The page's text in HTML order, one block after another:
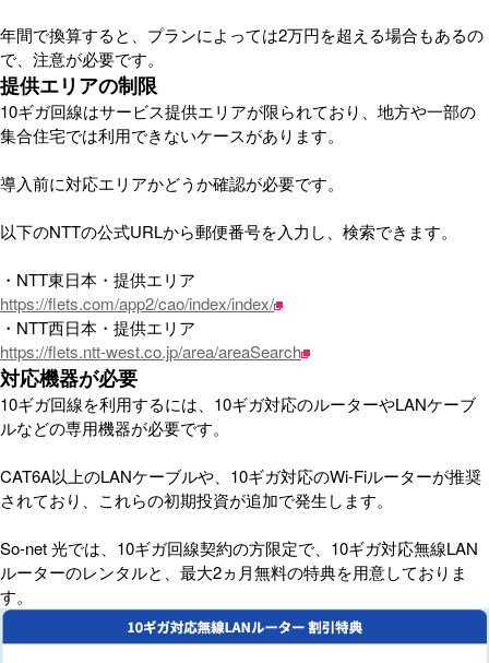
年間で換算すると、プランによっては2万円を超える場合もあるの
で、注意が必要です。
提供エリアの制限
10ギガ回線はサービス提供エリアが限られており、地方や一部の
集合住宅では利用できないケースがあります。
導入前に対応エリアかどうか確認が必要です。
以下のNTTの公式URLから郵便番号を入力し、検索できます。
・NTT東日本・提供エリア
https://flets.com/app2/cao/index/index/
・NTT西日本・提供エリア
https://flets.ntt-west.co.jp/area/areaSearch
対応機器が必要
10ギガ回線を利用するには、10ギガ対応のルーターやLANケーブ
ルなどの専用機器が必要です。
CAT6A以上のLANケーブルや、10ギガ対応のWi-Fiルーターが推奨
されており、これらの初期投資が追加で発生します。
So-net 光では、10ギガ回線契約の方限定で、10ギガ対応無線LAN
ルーターのレンタルと、最大2ヵ月無料の特典を用意しておりま
す。